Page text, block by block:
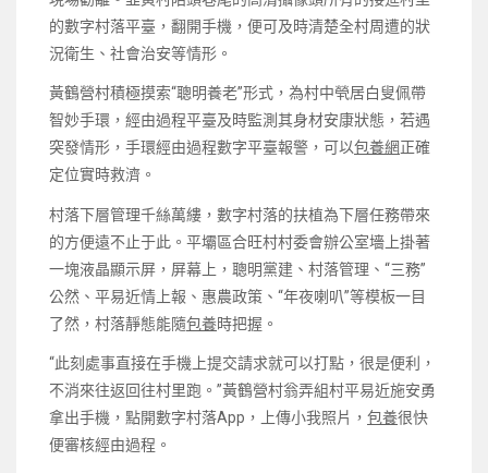
的數字村落平臺，翻開手機，便可及時清楚全村周遭的狀
況衛生、社會治安等情形。
黃鶴營村積極摸索“聰明養老”形式，為村中煢居白叟佩帶
智妙手環，經由過程平臺及時監測其身材安康狀態，若遇
突發情形，手環經由過程數字平臺報警，可以包養網正確
定位實時救濟。
村落下層管理千絲萬縷，數字村落的扶植為下層任務帶來
的方便遠不止于此。平壩區合旺村村委會辦公室墻上掛著
一塊液晶顯示屏，屏幕上，聰明黨建、村落管理、“三務”
公然、平易近情上報、惠農政策、“年夜喇叭”等模板一目
了然，村落靜態能隨包養時把握。
“此刻處事直接在手機上提交請求就可以打點，很是便利，
不消來往返回往村里跑。”黃鶴營村翁弄組村平易近施安勇
拿出手機，點開數字村落App，上傳小我照片， 包養很快
便審核經由過程。